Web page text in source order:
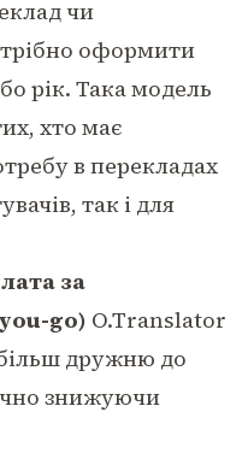
чи
оформити
рік. Така модель
хто має
в перекладах
так і для
за
go) O.Translator
дружню до
знижуючи